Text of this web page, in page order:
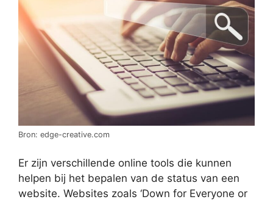
Bron: edge-creative.com
Er zijn verschillende online tools die kunnen
helpen bij het bepalen van de status van een
website. Websites zoals ‘Down for Everyone or